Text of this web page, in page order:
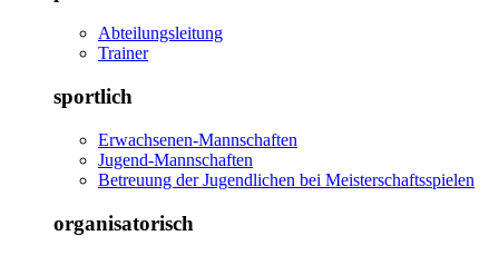
Abteilungsleitung
Trainer
sportlich
Erwachsenen-Mannschaften
Jugend-Mannschaften
Betreuung der Jugendlichen bei Meisterschaftsspielen
organisatorisch